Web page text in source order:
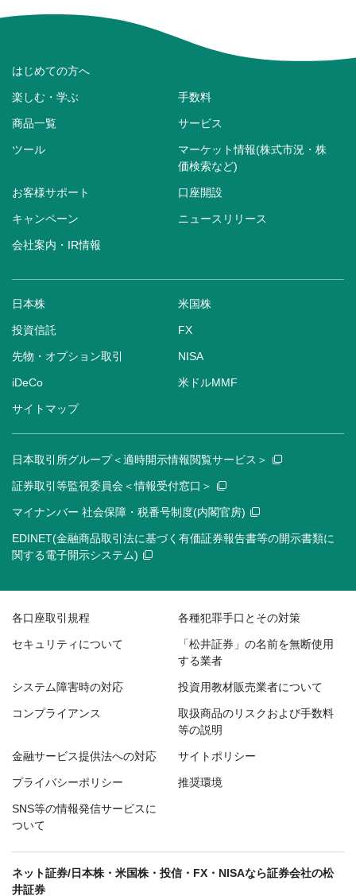
はじめての方へ
楽しむ・学ぶ 手数料
商品一覧 サービス
ツール
マーケット情報(株式市況・株
価検索など)
お客様サポート 口座開設
キャンペーン ニュースリリース
会社案内・IR情報
日本株 米国株
投資信託 FX
先物・オプション取引 NISA
iDeCo 米ドルMMF
サイトマップ
日本取引所グループ＜適時開示情報閲覧サービス＞
証券取引等監視委員会＜情報受付窓口＞
マイナンバー 社会保障・税番号制度(内閣官房)
EDINET(金融商品取引法に基づく有価証券報告書等の開示書類に
関する電子開示システム)
各口座取引規程 各種犯罪手口とその対策
セキュリティについて
「松井証券」の名前を無断使用
する業者
システム障害時の対応 投資用教材販売業者について
コンプライアンス
取扱商品のリスクおよび手数料
等の説明
金融サービス提供法への対応 サイトポリシー
プライバシーポリシー 推奨環境
SNS等の情報発信サービスに
ついて
ネット証券/日本株・米国株・投信・FX・NISAなら証券会社の松
井証券